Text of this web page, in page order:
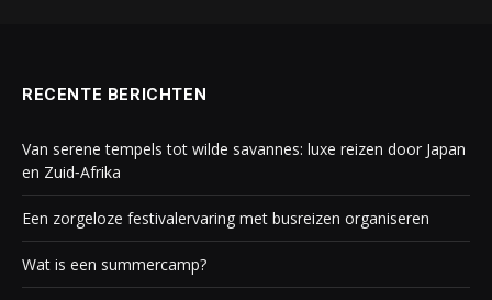
RECENTE BERICHTEN
Van serene tempels tot wilde savannes: luxe reizen door Japan
en Zuid‑Afrika
Een zorgeloze festivalervaring met busreizen organiseren
Wat is een summercamp?